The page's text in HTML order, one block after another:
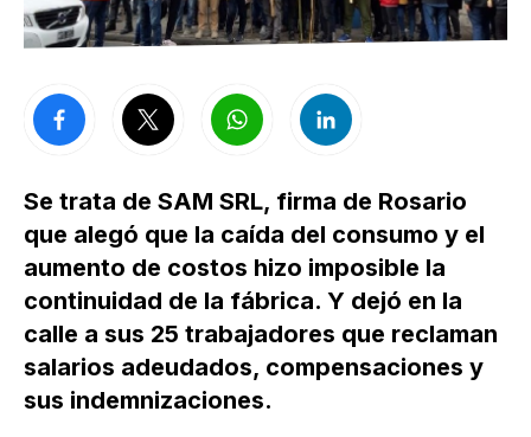
Se trata de SAM SRL, firma de Rosario
que alegó que la caída del consumo y el
aumento de costos hizo imposible la
continuidad de la fábrica. Y dejó en la
calle a sus 25 trabajadores que reclaman
salarios adeudados, compensaciones y
sus indemnizaciones.